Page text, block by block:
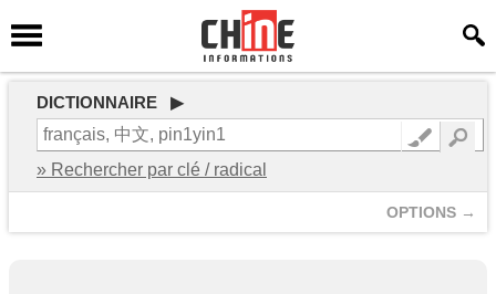
DICTIONNAIRE ▶
» Rechercher par clé / radical
OPTIONS →